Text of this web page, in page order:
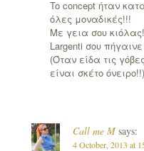
To concept ήταν
όλες μοναδικές!!!
Με γεια σου
Largenti σου
(Όταν είδα τις
είναι σκέτο όνειρο!!)
Call me M says:
4 October, 2013 at